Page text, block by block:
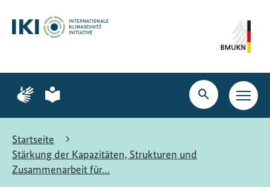
Hauptinhalt
springen
Suche
springen
Hauptnavigation
springen
Zur
Seite
Gebärdensprache
Zur
Seite
leichte
Suche
öffnen
Startseite
Stärkung der Kapazitäten, Strukturen und
Zusammenarbeit für…